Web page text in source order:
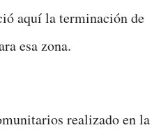
aquí la terminación de
esa zona.
realizado en la